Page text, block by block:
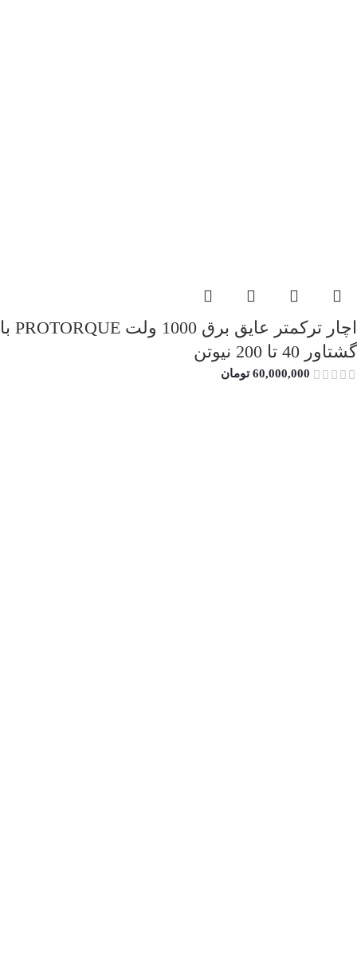
اچار ترکمتر عایق برق 1000 ولت PROTORQUE با
گشتاور 40 تا 200 نیوتن
60,000,000 تومان